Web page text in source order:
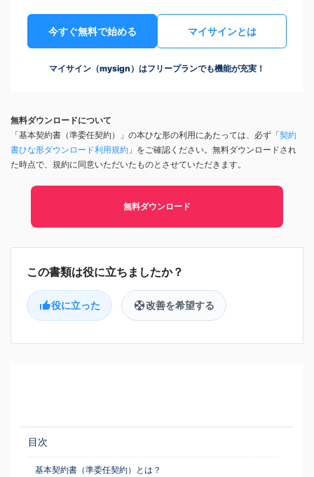
今すぐ無料で始める マイサインとは
マイサイン（mysign）はフリープランでも機能が充実！
無料ダウンロードについて
「基本契約書（準委任契約）」の本ひな形の利用にあたっては、必ず「契約
書ひな形ダウンロード利用規約 」をご確認ください。無料ダウンロードされ
た時点で、規約に同意いただいたものとさせていただきます。
無料ダウンロード
役に立った 改善を希望する
目次
基本契約書（準委任契約）とは？